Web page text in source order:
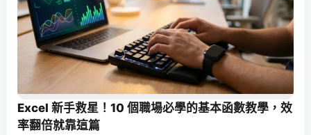
Excel 新手救星！10 個職場必學的基本函數教學，效
率翻倍就靠這篇